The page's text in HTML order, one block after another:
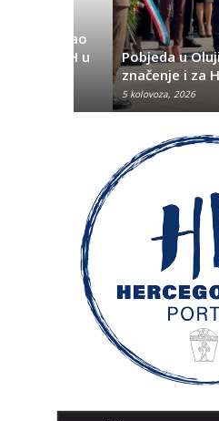
Pobjeda u Oluji
značenje i za
5 kolovoza, 2026